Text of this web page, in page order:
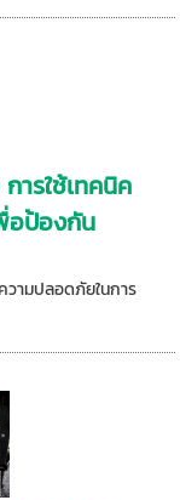
ารใช้เทคนิค
อป้องกัน
วามปลอดภัยในการ